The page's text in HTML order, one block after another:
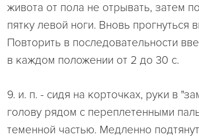
живота от пола не отрывать, затем
пятку левой ноги. Вновь прогнуться
Повторить в последовательности
в каждом положении от 2 до 30 с.
9. и. п. - сидя на корточках, руки в
голову рядом с переплетенными
теменной частью. Медленно